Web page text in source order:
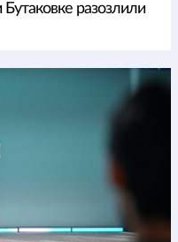
разозлили